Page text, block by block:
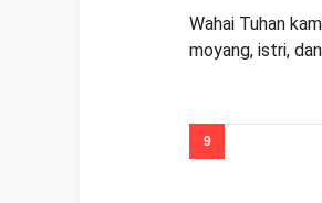
Wahai Tuhan
moyang, istri,